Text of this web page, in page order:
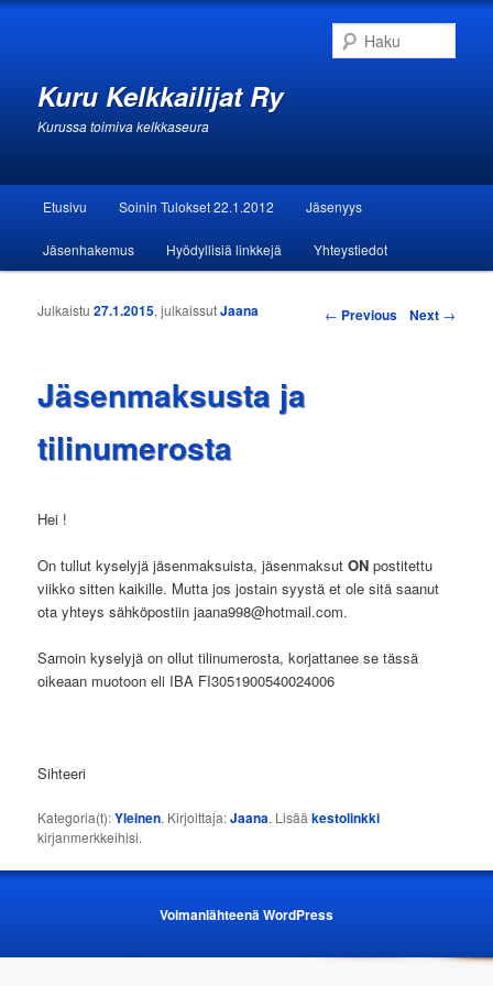
Kuru Kelkkailijat Ry
Kurussa toimiva kelkkaseura
Siirry sisältöön
Siirry toissijaiseen sisältöön
Etusivu Soinin Tulokset 22.1.2012 Jäsenyys
Jäsenhakemus Hyödyllisiä linkkejä Yhteystiedot
Artikkelien selaus ← Previous Next →
Jäsenmaksusta ja
tilinumerosta
Julkaistu27.1.2015, julkaissutJaana
Hei !
On tullut kyselyjä jäsenmaksuista, jäsenmaksutONpostitettu
viikko sitten kaikille. Mutta jos jostain syystä et ole sitä saanut
ota yhteys sähköpostiin jaana998@hotmail.com.
Samoin kyselyjä on ollut tilinumerosta, korjattanee se tässä
oikeaan muotoon eli IBA FI3051900540024006
Sihteeri
Kategoria(t):Yleinen. Kirjoittaja:Jaana. Lisääkestolinkki
kirjanmerkkeihisi.
Voimanlähteenä WordPress